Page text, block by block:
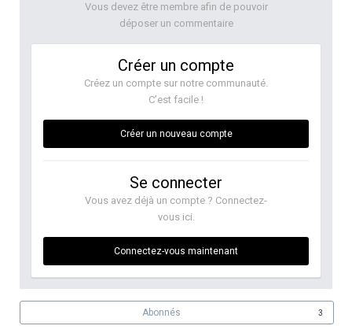
Vous devez être membre afin de pouvoir
déposer un commentaire
Créer un compte
Créez un compte sur notre communauté.
C’est facile !
Créer un nouveau compte
Se connecter
Vous avez déjà un compte ? Connectez-
vous ici.
Connectez-vous maintenant
Abonnés 3